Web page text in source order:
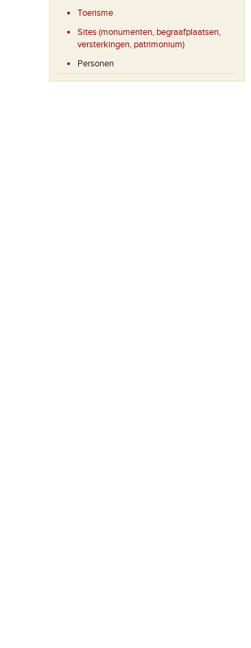
Toerisme
Sites (monumenten, begraafplaatsen,
versterkingen, patrimonium)
Personen